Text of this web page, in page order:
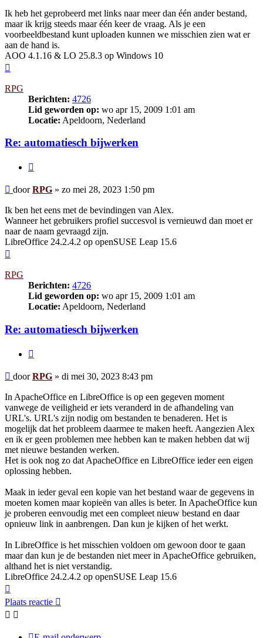
Ik heb het geprobeerd met links naar meer dan één ander bestand,
maar ik krijg steeds maar één keer de vraag. Als je een
voorbeeldbestand kunt uploaden kunnen we misschien zien wat er
aan de hand is.
AOO 4.1.16 & LO 25.8.3 op Windows 10
RPG
Berichten: 4726
Lid geworden op: wo apr 15, 2009 1:01 am
Locatie: Apeldoorn, Nederland
Re: automatiesch bijwerken
Bericht
doorRPG » zo mei 28, 2023 1:50 pm
Ik ben het eens met de bevindingen van Alex.
Wanneer het gebruikers profiel succesvol is vernieuwd dan moet er
naar de naam gevraagd zijn.
LibreOffice 24.2.4.2 op openSUSE Leap 15.6
RPG
Berichten: 4726
Lid geworden op: wo apr 15, 2009 1:01 am
Locatie: Apeldoorn, Nederland
Re: automatiesch bijwerken
Bericht
doorRPG » di mei 30, 2023 8:43 pm
In ApacheOffice en LibreOffice is op een gegeven moment
vanwege de veiligheid er iets veranderd in de afhandeling van
URL's. URL's zijn nodig om bestanden te benaderen. Het is
mogelijk dat het probleem daarmee te maken heeft. Aangezien Alex
en ik er geen problemen mee hebben kan te maken hebben dat wij
met nieuwe bestanden werken.
Het is ook nog zo dat ApacheOffice en LibreOffice ieder een eigen
oplossing hebben.
Maak in ieder geval een kopie van het bestand waar de gegevens in
moeten komen maar kopieën van alles is beter. In ApacheOffice kun
je proberen eenvoudig met een compleet nieuw bestand en daar
opnieuw link in aanbrengen. Dan kun je kijken of het werkt.
In LibreOffice is het misschien voldoen om gewoon door te gaan
maar dan kun je de bestanden niet meer in ApacheOffice gebruiken,
althand het is niet verstandig.
LibreOffice 24.2.4.2 op openSUSE Leap 15.6
Plaats reactie